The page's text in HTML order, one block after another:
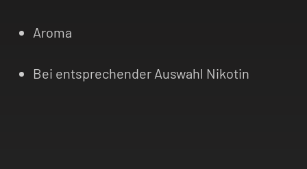
Aroma
Bei entsprechender Auswahl Nikotin